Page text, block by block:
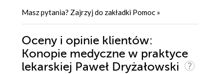
Masz pytania? Zajrzyj do zakładki Pomoc »
Oceny i opinie klientów:
Konopie medyczne w praktyce
lekarskiej Paweł Dryżałowski